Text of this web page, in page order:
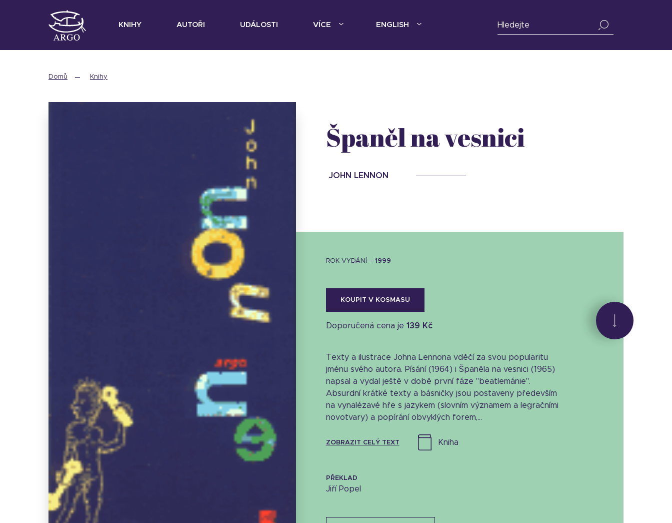
KNIHY AUTOŘI UDÁLOSTI VÍCE ENGLISH
Domů Knihy
Španěl na vesnici
JOHN LENNON
ROK VYDÁNÍ – 1999
KOUPIT V KOSMASU
Doporučená cena je 139 Kč
Texty a ilustrace Johna Lennona vděčí za svou popularitu
jménu svého autora. Písání (1964) i Španěla na vesnici (1965)
napsal a vydal ještě v době první fáze "beatlemánie".
Absurdní krátké texty a básničky jsou postaveny především
na vynalézavé hře s jazykem (slovním významem a legračními
novotvary) a popírání obvyklých forem,...
ZOBRAZIT CELÝ TEXT kniha
PŘEKLAD
Jiří Popel